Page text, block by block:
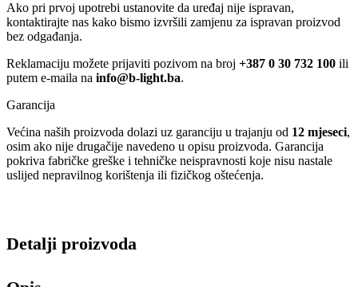
Ako pri prvoj upotrebi ustanovite da uređaj nije ispravan,
kontaktirajte nas kako bismo izvršili zamjenu za ispravan proizvod
bez odgađanja.
Reklamaciju možete prijaviti pozivom na broj +387 0 30 732 100 ili
putem e-maila na info@b-light.ba.
Garancija
Većina naših proizvoda dolazi uz garanciju u trajanju od 12 mjeseci,
osim ako nije drugačije navedeno u opisu proizvoda. Garancija
pokriva fabričke greške i tehničke neispravnosti koje nisu nastale
uslijed nepravilnog korištenja ili fizičkog oštećenja.
Detalji proizvoda